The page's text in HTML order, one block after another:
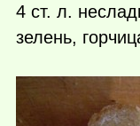
4 ст. л.
зелень,